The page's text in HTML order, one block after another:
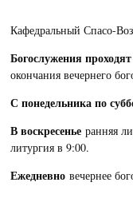
Кафедральный Спасо-
Богослужения
окончания вечернего
С понедельника по
В воскресеньеранняя
литургия в 9:00.
Ежедневновечернее